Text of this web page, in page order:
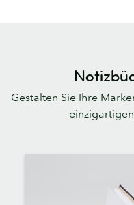
Gestalten Sie Ihre